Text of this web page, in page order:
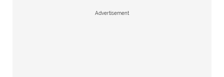
Advertisement